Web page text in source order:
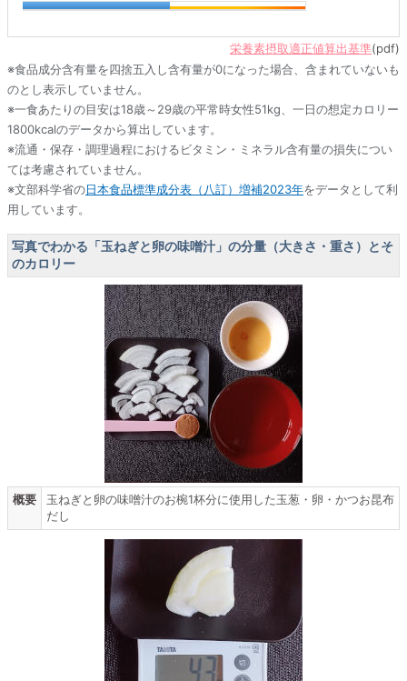
栄養素摂取適正値算出基準(pdf)
※食品成分含有量を四捨五入し含有量が0になった場合、含まれていないも
のとし表示していません。
※一食あたりの目安は18歳～29歳の平常時女性51kg、一日の想定カロリー
1800kcalのデータから算出しています。
※流通・保存・調理過程におけるビタミン・ミネラル含有量の損失につい
ては考慮されていません。
※文部科学省の日本食品標準成分表（八訂）増補2023年をデータとして利
用しています。
写真でわかる「玉ねぎと卵の味噌汁」の分量（大きさ・重さ）とそ
のカロリー
概要
玉ねぎと卵の味噌汁のお椀1杯分に使用した玉葱・卵・かつお昆布
だし